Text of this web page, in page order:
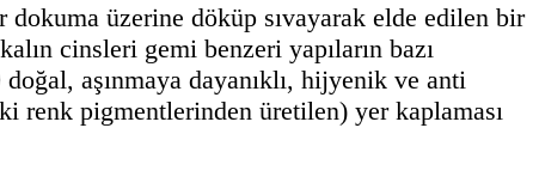
dokuma üzerine döküp sıvayarak elde edilen bir
cinsleri gemi benzeri yapıların bazı
aşınmaya dayanıklı, hijyenik ve anti
renk pigmentlerinden üretilen) yer kaplaması